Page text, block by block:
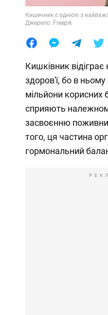
Кишечник є однією з
Джерело: Freepik
Кишківник
здоров'ї, бо в
мільйони корисних
сприяють
засвоєнню
того, ця частина
гормональний